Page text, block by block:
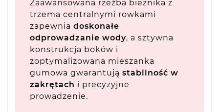
Zaawansowana rzeźba bieżnika z
trzema centralnymi rowkami
zapewnia doskonałe
odprowadzanie wody, a sztywna
konstrukcja boków i
zoptymalizowana mieszanka
gumowa gwarantują stabilność w
zakrętach i precyzyjne
prowadzenie.